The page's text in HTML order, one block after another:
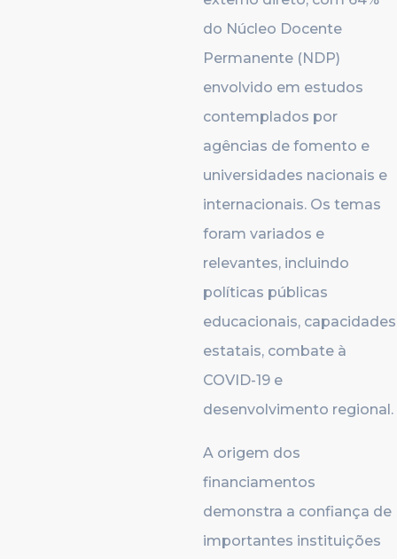
do Núcleo Docente
Permanente (NDP)
envolvido em estudos
contemplados por
agências de fomento e
universidades nacionais e
internacionais. Os temas
foram variados e
relevantes, incluindo
políticas públicas
educacionais, capacidades
estatais, combate à
COVID-19 e
desenvolvimento regional.
A origem dos
financiamentos
demonstra a confiança de
importantes instituições